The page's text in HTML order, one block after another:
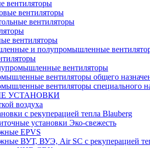
вентиляторы
вентиляторы
вентиляторы
вентиляторы
и полупромышленные
вентиляторы
вентиляторы общего
вентиляторы специального
УСТАНОВКИ
воздуха
с рекуперацией тепла Blauberg
установки Эко-свежесть
EPVS
ВУТ, ВУЭ, Air SC с рекуперацией